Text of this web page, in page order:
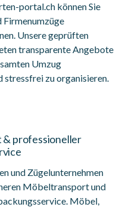
portal.ch können Sie
Firmenumzüge
Unsere geprüften
transparente Angebote
Umzug
stressfrei zu organisieren.
professioneller
und Zügelunternehmen
Möbeltransport und
Möbel,